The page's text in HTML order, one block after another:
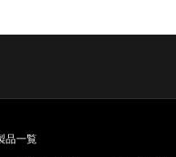
品一覧